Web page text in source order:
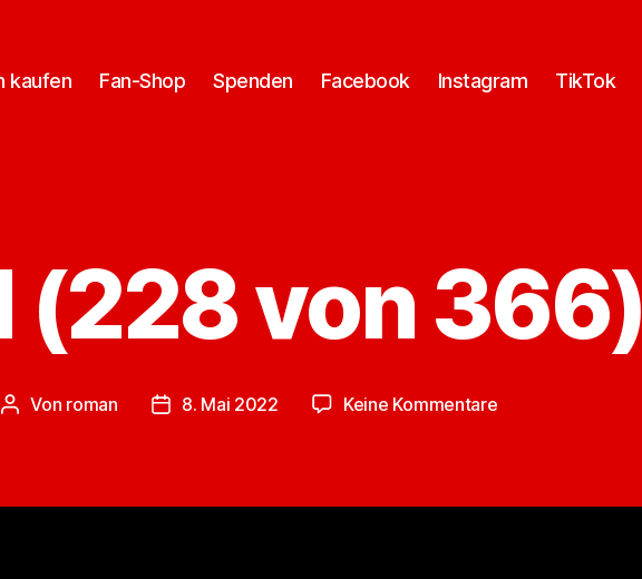
kaufen Fan-Shop Spenden Facebook Instagram TikTok
(228 von 366)
Beitragsautor
Von roman Veröffentlichungsdatum
8. Mai 2022 Keine Kommentarezu
366)